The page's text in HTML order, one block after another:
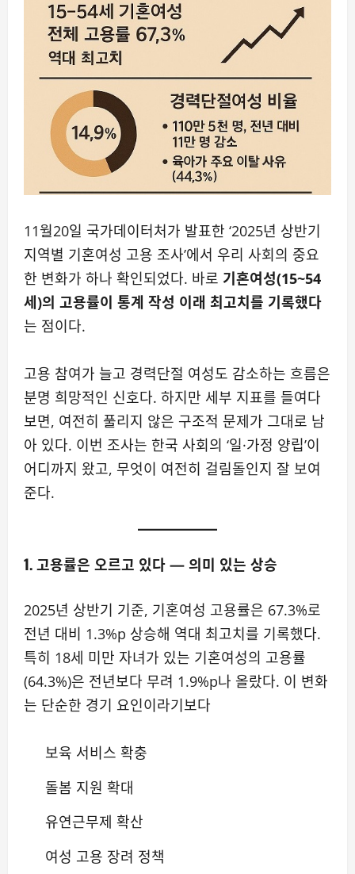
11월20일 국가데이터처가 발표한 ‘2025년 상반기
지역별 기혼여성 고용 조사’에서 우리 사회의 중요
한 변화가 하나 확인되었다. 바로 기혼여성(15~54
세)의 고용률이 통계 작성 이래 최고치를 기록했다
는 점이다.
고용 참여가 늘고 경력단절 여성도 감소하는 흐름은
분명 희망적인 신호다. 하지만 세부 지표를 들여다
보면, 여전히 풀리지 않은 구조적 문제가 그대로 남
아 있다. 이번 조사는 한국 사회의 ‘일·가정 양립’이
어디까지 왔고, 무엇이 여전히 걸림돌인지 잘 보여
준다.
1. 고용률은 오르고 있다 — 의미 있는 상승
2025년 상반기 기준, 기혼여성 고용률은 67.3%로
전년 대비 1.3%p 상승해 역대 최고치를 기록했다.
특히 18세 미만 자녀가 있는 기혼여성의 고용률
(64.3%)은 전년보다 무려 1.9%p나 올랐다. 이 변화
는 단순한 경기 요인이라기보다
보육 서비스 확충
돌봄 지원 확대
유연근무제 확산
여성 고용 장려 정책